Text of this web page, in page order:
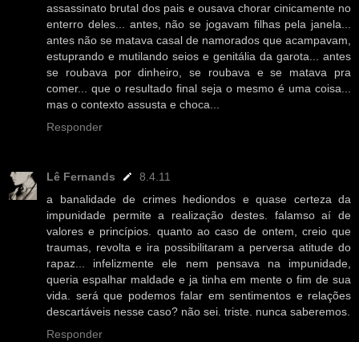
assassinato brutal dos pais e ousava chorar cinicamente no
enterro deles... antes, não se jogavam filhas pela janela...
antes não se matava casal de namorados que acampavam,
estuprando e mutilando seios e genitália da garota... antes
se roubava por dinheiro, se roubava e se matava pra
comer... que o resultado final seja o mesmo é uma coisa...
mas o contexto assusta e choca...
Responder
Lê Fernands
8.4.11
a banalidade de crimes hediondos e quase certeza da
impunidade permite a realização destes. falamso aí de
valores e princípios. quanto ao caso de ontem, creio que
traumas, revolta e ira possibilitaram a perversa atitude do
rapaz... infelizmente ele nem pensava na impunidade,
queria espalhar maldade e ja tinha em mente o fim de sua
vida. será que podemos falar em sentimentos e relações
descartáveis nesse caso? não sei. triste. nunca saberemos.
Responder